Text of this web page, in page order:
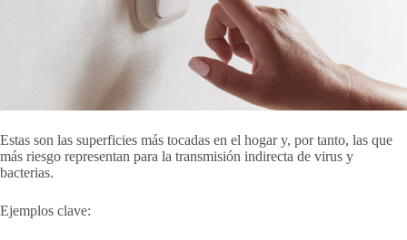
Estas son las superficies más tocadas en el hogar y, por tanto, las que
más riesgo representan para la transmisión indirecta de virus y
bacterias.
Ejemplos clave: